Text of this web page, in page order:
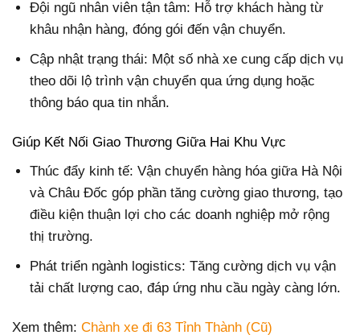
Đội ngũ nhân viên tận tâm: Hỗ trợ khách hàng từ
khâu nhận hàng, đóng gói đến vận chuyển.
Cập nhật trạng thái: Một số nhà xe cung cấp dịch vụ
theo dõi lộ trình vận chuyển qua ứng dụng hoặc
thông báo qua tin nhắn.
Giúp Kết Nối Giao Thương Giữa Hai Khu Vực
Thúc đẩy kinh tế: Vận chuyển hàng hóa giữa Hà Nội
và Châu Đốc góp phần tăng cường giao thương, tạo
điều kiện thuận lợi cho các doanh nghiệp mở rộng
thị trường.
Phát triển ngành logistics: Tăng cường dịch vụ vận
tải chất lượng cao, đáp ứng nhu cầu ngày càng lớn.
Xem thêm: Chành xe đi 63 Tỉnh Thành (Cũ)